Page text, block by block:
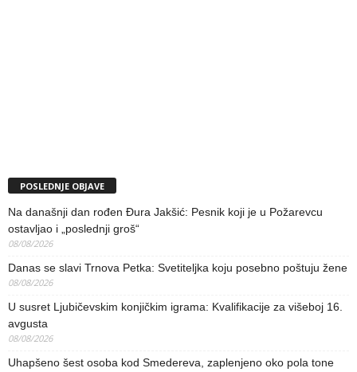
POSLEDNJE OBJAVE
Na današnji dan rođen Đura Jakšić: Pesnik koji je u Požarevcu
ostavljao i „poslednji groš“
08/08/2026
Danas se slavi Trnova Petka: Svetiteljka koju posebno poštuju žene
08/08/2026
U susret Ljubičevskim konjičkim igrama: Kvalifikacije za višeboj 16.
avgusta
08/08/2026
Uhapšeno šest osoba kod Smedereva, zaplenjeno oko pola tone